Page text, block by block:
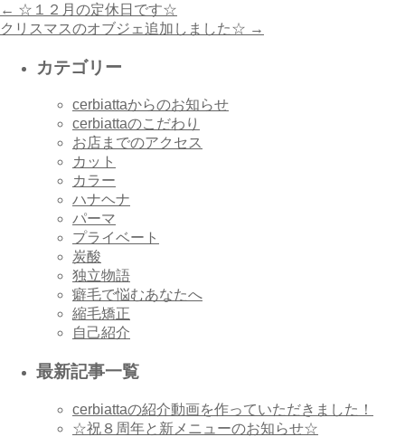
← ☆１２月の定休日です☆
クリスマスのオブジェ追加しました☆ →
カテゴリー
cerbiattaからのお知らせ
cerbiattaのこだわり
お店までのアクセス
カット
カラー
ハナヘナ
パーマ
プライベート
炭酸
独立物語
癖毛で悩むあなたへ
縮毛矯正
自己紹介
最新記事一覧
cerbiattaの紹介動画を作っていただきました！
☆祝８周年と新メニューのお知らせ☆